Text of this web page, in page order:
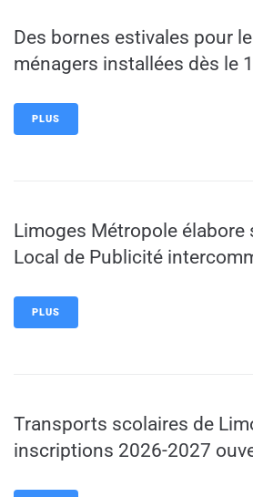
Des bornes estivales pour
ménagers installées dès le
PLUS
Limoges Métropole élabore
Local de Publicité
PLUS
Transports scolaires de
inscriptions 2026-2027